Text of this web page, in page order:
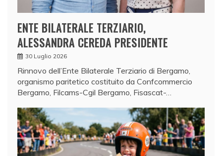
ENTE BILATERALE TERZIARIO,
ALESSANDRA CEREDA PRESIDENTE
30 Luglio 2026
Rinnovo dell’Ente Bilaterale Terziario di Bergamo,
organismo paritetico costituito da Confcommercio
Bergamo, Filcams-Cgil Bergamo, Fisascat-…